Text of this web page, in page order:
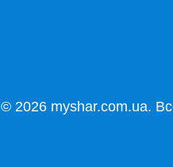
© 2026 myshar.com.ua.